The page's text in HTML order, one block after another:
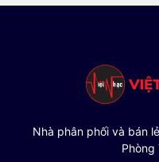
Nhà phân phối và bán
Phòng